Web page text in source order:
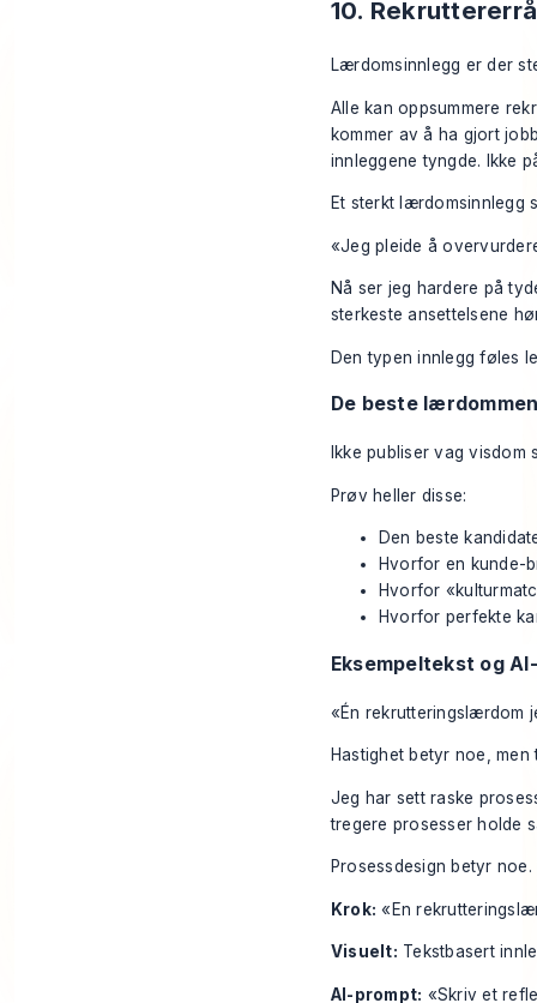
10.
Lærdomsinnlegg er der
Alle kan oppsummere
kommer av å ha gjort
innleggene tyngde. Ikke
Et sterkt lærdomsinnlegg
«Jeg pleide å
Nå ser jeg hardere på
sterkeste ansettelsene
Den typen innlegg føles
De beste
Ikke publiser vag
Prøv heller disse:
Den beste
Hvorfor en kunde-
Hvorfor
Hvorfor perfekte
Eksempeltekst og
«Én rekrutteringslærdom
Hastighet betyr noe,
Jeg har sett raske
tregere prosesser holde
Prosessdesign betyr
Krok: «En
Visuelt: Tekstbasert
AI-prompt: «Skriv et